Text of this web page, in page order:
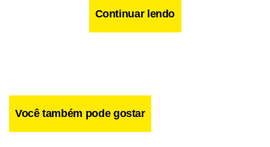
Continuar lendo
Você também pode gostar